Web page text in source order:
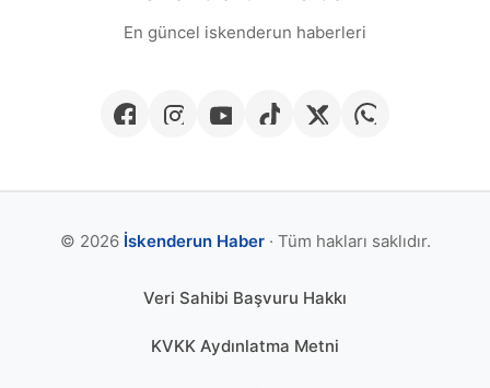
En güncel iskenderun haberleri
© 2026 İskenderun Haber· Tüm hakları saklıdır.
Veri Sahibi Başvuru Hakkı
KVKK Aydınlatma Metni